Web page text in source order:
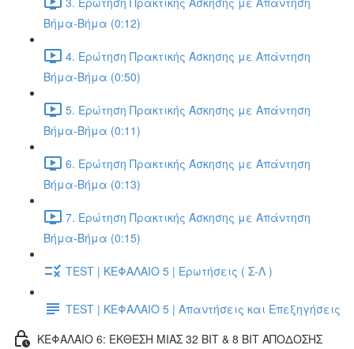
Βήμα-Βήμα (0:12)
4. Ερώτηση Πρακτικής Άσκησης με Απάντηση
Βήμα-Βήμα (0:50)
5. Ερώτηση Πρακτικής Άσκησης με Απάντηση
Βήμα-Βήμα (0:11)
6. Ερώτηση Πρακτικής Άσκησης με Απάντηση
Βήμα-Βήμα (0:13)
7. Ερώτηση Πρακτικής Άσκησης με Απάντηση
Βήμα-Βήμα (0:15)
TEST | ΚΕΦΑΛΑΙΟ 5 | Ερωτήσεις ( Σ-Λ )
TEST | ΚΕΦΑΛΑΙΟ 5 | Απαντήσεις και Επεξηγήσεις
ΚΕΦΑΛΑΙΟ 6: ΕΚΘΕΣΗ ΜΙΑΣ 32 BIT & 8 BIT ΑΠΟΔΟΣΗΣ